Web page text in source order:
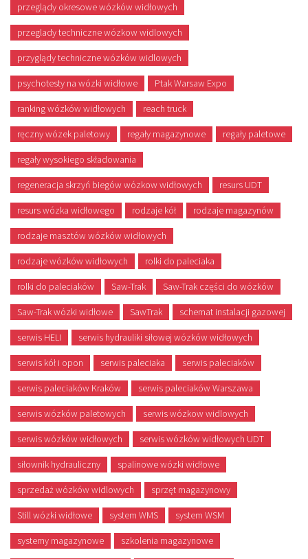
przeglądy okresowe wózków widłowych
przeglady techniczne wózkow widlowych
przyglądy techniczne wózków widlowych
psychotesty na wózki widłowe Ptak Warsaw Expo
ranking wózków widłowych reach truck
ręczny wózek paletowy regały magazynowe regały paletowe
regały wysokiego składowania
regeneracja skrzyń biegów wózkow widłowych resurs UDT
resurs wózka widłowego rodzaje kół rodzaje magazynów
rodzaje masztów wózków widłowych
rodzaje wózków widłowych rolki do paleciaka
rolki do paleciaków Saw-Trak Saw-Trak części do wózków
Saw-Trak wózki widłowe SawTrak schemat instalacji gazowej
serwis HELI serwis hydrauliki siłowej wózków widłowych
serwis kół i opon serwis paleciaka serwis paleciaków
serwis paleciaków Kraków serwis paleciaków Warszawa
serwis wózków paletowych serwis wózkow widlowych
serwis wózków widłowych serwis wózków widłowych UDT
siłownik hydrauliczny spalinowe wózki widłowe
sprzedaż wózków widlowych sprzęt magazynowy
Still wózki widłowe system WMS system WSM
systemy magazynowe szkolenia magazynowe